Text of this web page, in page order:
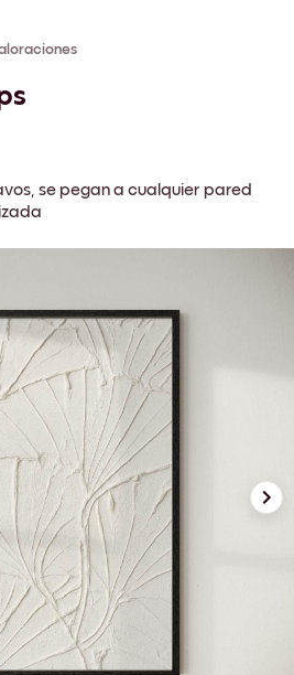
se pegan a cualquier pared